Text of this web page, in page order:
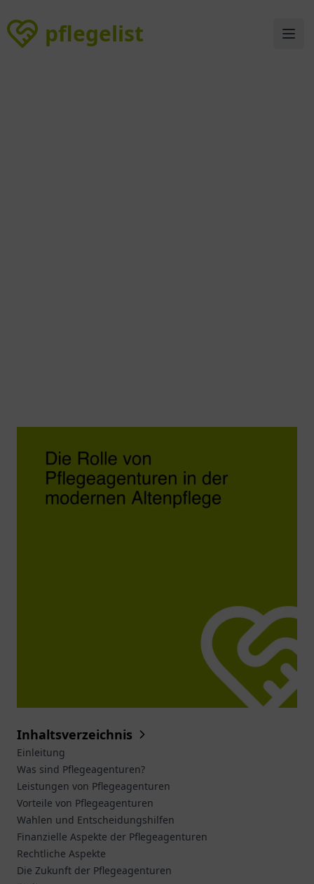
pflegelistpflegelist
Inhaltsverzeichnis
Einleitung
Was sind Pflegeagenturen?
Leistungen von Pflegeagenturen
Vorteile von Pflegeagenturen
Wahlen und Entscheidungshilfen
Finanzielle Aspekte der Pflegeagenturen
Rechtliche Aspekte
Die Zukunft der Pflegeagenturen